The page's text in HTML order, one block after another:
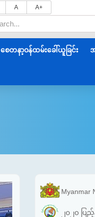
A A+
စေတနာ့ဝန်ထမ်းခေါ်ယူခြင်း
Myanmar
၂၀၂၀ ပြ